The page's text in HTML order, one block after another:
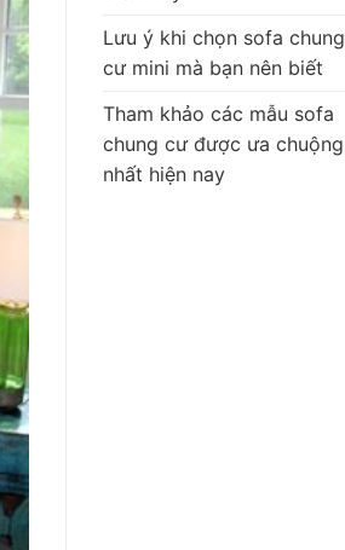
Lưu ý khi chọn sofa chung
cư mini mà bạn nên biết
Tham khảo các mẫu sofa
chung cư được ưa chuộng
nhất hiện nay